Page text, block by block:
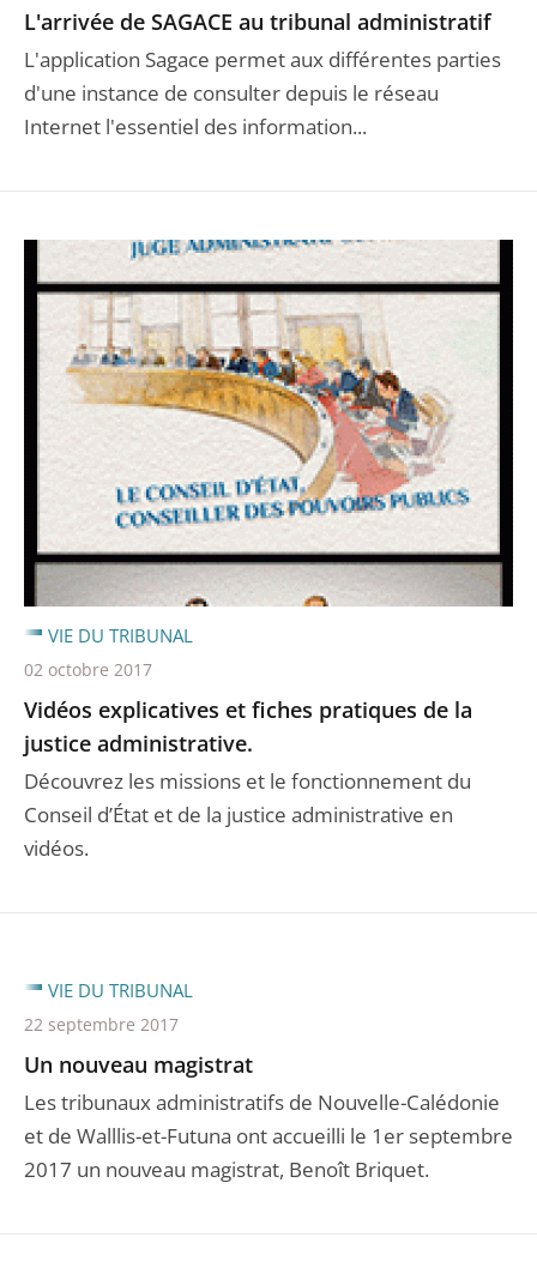
L'arrivée de SAGACE au tribunal administratif
L'application Sagace permet aux différentes parties
d'une instance de consulter depuis le réseau
Internet l'essentiel des information...
Vidéos explicatives et fiches pratiques de la
justice administrative.
Découvrez les missions et le fonctionnement du
Conseil d’État et de la justice administrative en
vidéos.
VIE DU TRIBUNAL
02 octobre 2017
Un nouveau magistrat
Les tribunaux administratifs de Nouvelle-Calédonie
et de Walllis-et-Futuna ont accueilli le 1er septembre
2017 un nouveau magistrat, Benoît Briquet.
VIE DU TRIBUNAL
22 septembre 2017